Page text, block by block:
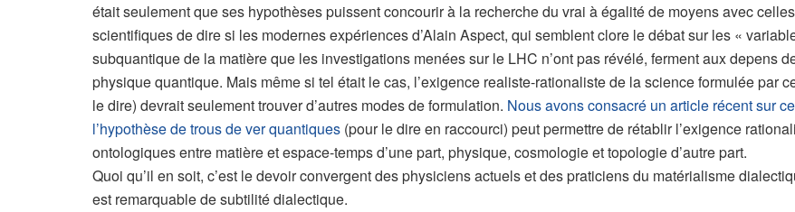
était seulement que ses hypothèses puissent concourir à la recherche du vrai à égalité de moyens avec
scientifiques de dire si les modernes expériences d’Alain Aspect, qui semblent clore le débat sur les «
subquantique de la matière que les investigations menées sur le LHC n’ont pas révélé, ferment aux depens
physique quantique. Mais même si tel était le cas, l’exigence realiste-rationaliste de la science formulée par
le dire) devrait seulement trouver d’autres modes de formulation. Nous avons consacré un article récent sur
l’hypothèse de trous de ver quantiques (pour le dire en raccourci) peut permettre de rétablir l’exigence
ontologiques entre matière et espace-temps d’une part, physique, cosmologie et topologie d’autre part.
Quoi qu’il en soit, c’est le devoir convergent des physiciens actuels et des praticiens du matérialisme
est remarquable de subtilité dialectique.